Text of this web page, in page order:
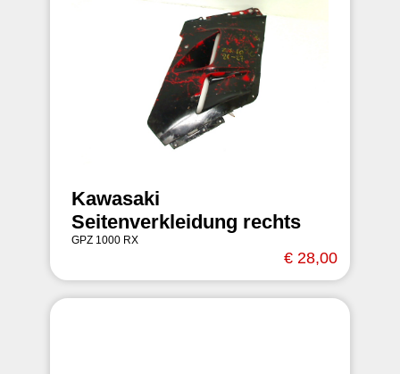
Kawasaki
Seitenverkleidung rechts
GPZ 1000 RX
€ 28,00